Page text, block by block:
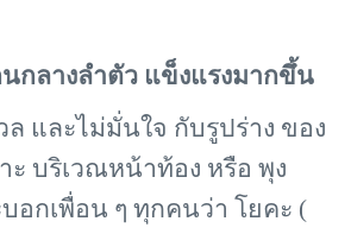
กลางลำตัว แข็งแรงมากขึ้น
ล และไม่มั่นใจ กับรูปร่าง ของ
ะ บริเวณหน้าท้อง หรือ พุง
อกเพื่อน ๆ ทุกคนว่า โยคะ (